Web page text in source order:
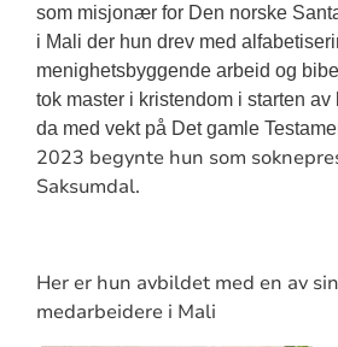
som misjonær for Den norske
i Mali der hun drev med
menighetsbyggende arbeid og
tok master i kristendom i starten
da med vekt på Det gamle
2023 begynte hun som
Saksumdal.
Her er hun avbildet med en av
medarbeidere i Mali